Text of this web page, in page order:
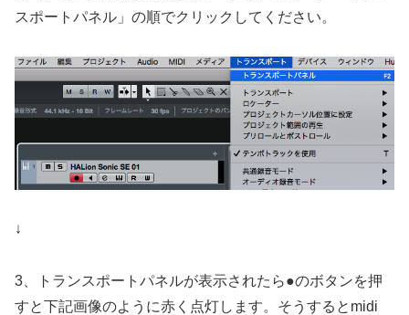
スポートパネル」の順でクリックしてください。
↓
3、トランスポートパネルが表示されたら●のボタンを押
すと下記画像のように赤く点灯します。そうするとmidi